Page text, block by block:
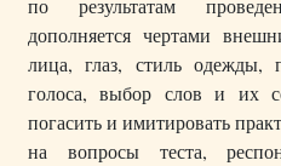
по результатам
дополняется чертами
лица, глаз, стиль одежды,
голоса, выбор слов и их
погасить и имитировать
на вопросы теста,